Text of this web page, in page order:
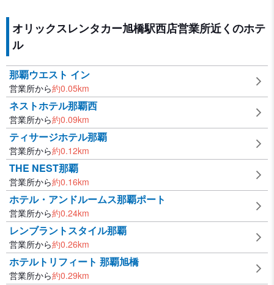
オリックスレンタカー旭橋駅西店営業所近くのホテ
ル
那覇ウエスト イン
営業所から約0.05km
ネストホテル那覇西
営業所から約0.09km
ティサージホテル那覇
営業所から約0.12km
THE NEST那覇
営業所から約0.16km
ホテル・アンドルームス那覇ポート
営業所から約0.24km
レンブラントスタイル那覇
営業所から約0.26km
ホテルトリフィート 那覇旭橋
営業所から約0.29km